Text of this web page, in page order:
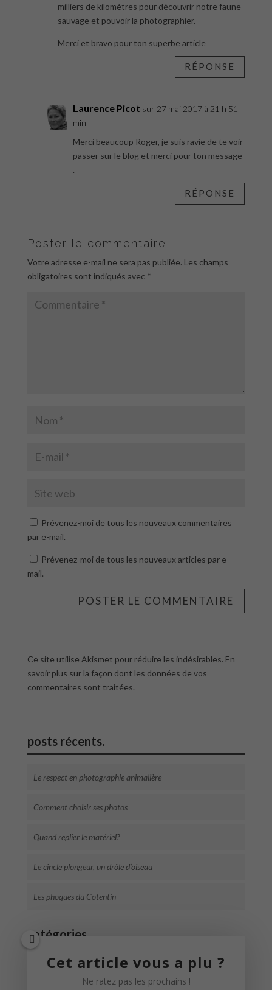
milliers de kilomètres pour découvrir notre faune
sauvage et pouvoir la photographier.
Merci et bravo pour ton superbe article
RÉPONSE
Laurence Picot sur 27 mai 2017 à 21 h 51
min
Merci beaucoup Roger, je suis ravie de te voir
passer sur le blog et merci pour ton message
.
RÉPONSE
Poster le commentaire
Votre adresse e-mail ne sera pas publiée. Les champs
obligatoires sont indiqués avec *
Prévenez-moi de tous les nouveaux commentaires
par e-mail.
Prévenez-moi de tous les nouveaux articles par e-
mail.
Ce site utilise Akismet pour réduire les indésirables. En
savoir plus sur la façon dont les données de vos
commentaires sont traitées.
posts récents.
Le respect en photographie animalière
Comment choisir ses photos
Quand replier le matériel?
Le cincle plongeur, un drôle d’oiseau
Les phoques du Cotentin
catégories.
Récits(48)
Cet article vous a plu ?
Ne ratez pas les prochains !